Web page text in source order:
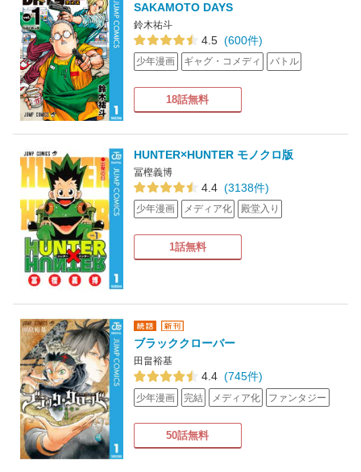
SAKAMOTO DAYS
鈴木祐斗
4.5 (600件)
少年漫画 ギャグ・コメディ バトル
18話無料
HUNTER×HUNTER モノクロ版
冨樫義博
4.4 (3138件)
少年漫画 メディア化 殿堂入り
1話無料
ブラッククローバー
田畠裕基
4.4 (745件)
少年漫画 完結 メディア化 ファンタジー
50話無料